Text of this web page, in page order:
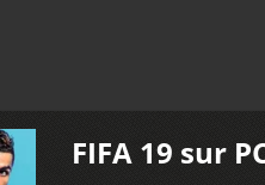
FIFA 19 sur